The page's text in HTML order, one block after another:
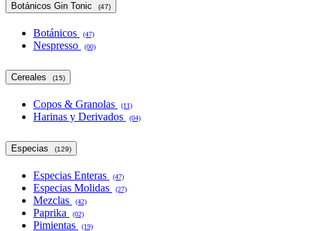
Botánicos Gin Tonic (47)
Botánicos (47)
Nespresso (00)
Cereales (15)
Copos & Granolas (11)
Harinas y Derivados (04)
Especias (129)
Especias Enteras (47)
Especias Molidas (27)
Mezclas (42)
Paprika (02)
Pimientas (19)